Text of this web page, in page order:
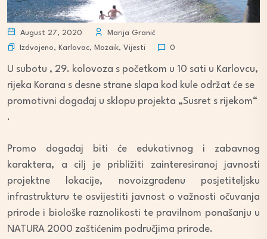
August 27, 2020
Marija Granić
Izdvojeno, Karlovac, Mozaik, Vijesti 0
U subotu , 29. kolovoza s početkom u 10 sati u Karlovcu,
rijeka Korana s desne strane slapa kod kule održat će se
promotivni događaj u sklopu projekta „Susret s rijekom“
.
Promo događaj biti će edukativnog i zabavnog
karaktera, a cilj je približiti zainteresiranoj javnosti
projektne lokacije, novoizgrađenu posjetiteljsku
infrastrukturu te osvijestiti javnost o važnosti očuvanja
prirode i biološke raznolikosti te pravilnom ponašanju u
NATURA 2000 zaštićenim područjima prirode.